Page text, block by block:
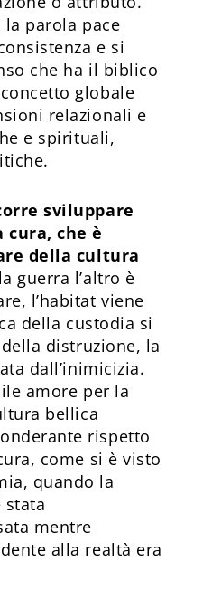
parola pace
e si
che ha il biblico
globale
relazionali e
e spirituali,
sviluppare
che è
della cultura
guerra l’altro è
l’habitat viene
della custodia si
distruzione, la
dall’inimicizia.
amore per la
bellica
rispetto
come si è visto
quando la
stata
mentre
alla realtà era